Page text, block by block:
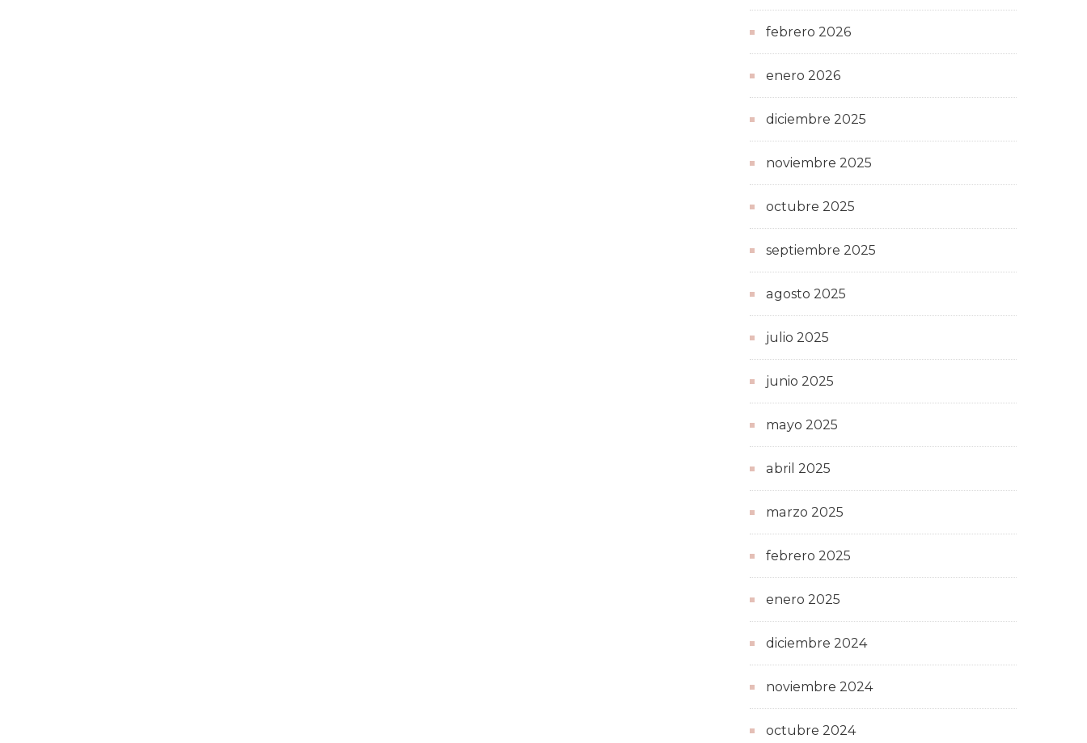
febrero 2026
enero 2026
diciembre 2025
noviembre 2025
octubre 2025
septiembre 2025
agosto 2025
julio 2025
junio 2025
mayo 2025
abril 2025
marzo 2025
febrero 2025
enero 2025
diciembre 2024
noviembre 2024
octubre 2024